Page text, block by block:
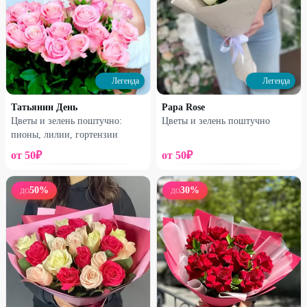
Набирает высоту
Сборная коробочка
1190₽
Набирает высоту
Французская роза в корзине
2170₽
27% 25%
Легенда
Татьянин День
Цветы и зелень поштучно:
пионы, лилии, гортензии
от 50₽
Легенда
Papa Rose
Цветы и зелень поштучно
от 50₽
ДО50% ДО30%